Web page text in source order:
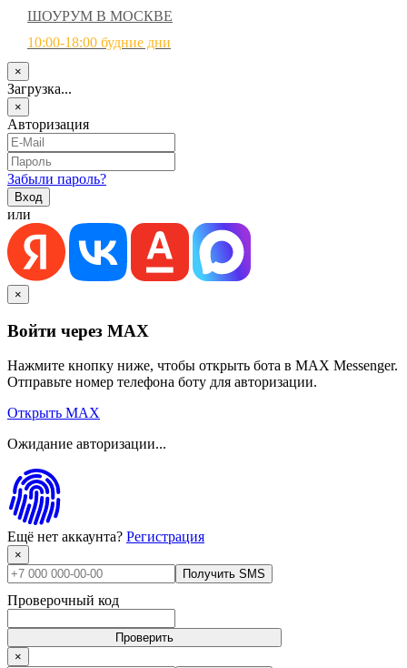
ШОУРУМ В МОСКВЕ
10:00-18:00 будние дни
×
Загрузка...
×
Авторизация
Забыли пароль?
или
×
Войти через MAX
Нажмите кнопку ниже, чтобы открыть бота в MAX Messenger.
Отправьте номер телефона боту для авторизации.
Открыть MAX
Ожидание авторизации...
Ещё нет аккаунта? Регистрация
×
Получить SMS
Проверочный код
Проверить
×